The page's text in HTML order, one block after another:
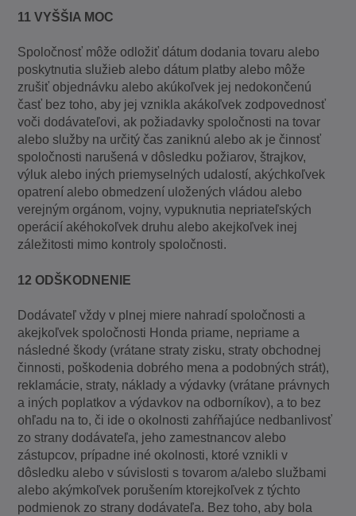
11 VYŠŠIA MOC
Spoločnosť môže odložiť dátum dodania tovaru alebo
poskytnutia služieb alebo dátum platby alebo môže
zrušiť objednávku alebo akúkoľvek jej nedokončenú
časť bez toho, aby jej vznikla akákoľvek zodpovednosť
voči dodávateľovi, ak požiadavky spoločnosti na tovar
alebo služby na určitý čas zaniknú alebo ak je činnosť
spoločnosti narušená v dôsledku požiarov, štrajkov,
výluk alebo iných priemyselných udalostí, akýchkoľvek
opatrení alebo obmedzení uložených vládou alebo
verejným orgánom, vojny, vypuknutia nepriateľských
operácií akéhokoľvek druhu alebo akejkoľvek inej
záležitosti mimo kontroly spoločnosti.
12 ODŠKODNENIE
Dodávateľ vždy v plnej miere nahradí spoločnosti a
akejkoľvek spoločnosti Honda priame, nepriame a
následné škody (vrátane straty zisku, straty obchodnej
činnosti, poškodenia dobrého mena a podobných strát),
reklamácie, straty, náklady a výdavky (vrátane právnych
a iných poplatkov a výdavkov na odborníkov), a to bez
ohľadu na to, či ide o okolnosti zahŕňajúce nedbanlivosť
zo strany dodávateľa, jeho zamestnancov alebo
zástupcov, prípadne iné okolnosti, ktoré vznikli v
dôsledku alebo v súvislosti s tovarom a/alebo službami
alebo akýmkoľvek porušením ktorejkoľvek z týchto
podmienok zo strany dodávateľa. Bez toho, aby bola